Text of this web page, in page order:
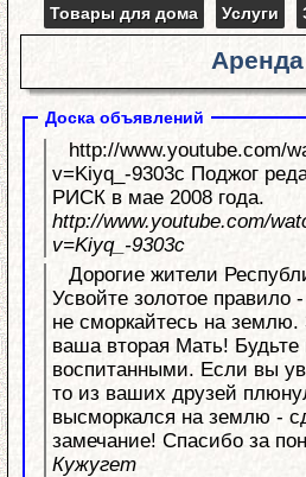
Товары для дома
Услуги
Аренда
Доска объявлений
http://www.youtube.com/
v=Kiyq_-9303c Поджог
РИСК в мае 2008 года.
http://www.youtube.com/
v=Kiyq_-9303c
Дорогие жители
Усвойте золотое правило
не сморкайтесь на
ваша вторая Мать! Будьте
воспитанными. Если вы
то из ваших друзей
высморкался на землю -
замечание! Спасибо за
Кужугет